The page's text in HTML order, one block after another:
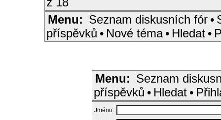
Menu: Seznam diskusních fór •
příspěvků • Nové téma • Hledat •
Menu: Seznam
příspěvků • Hledat •
Jméno: